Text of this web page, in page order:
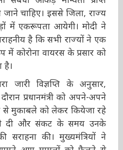
जाने चाहिए। इससे जिला,
आंकड़ों में एकरूपता आयेगी।
में सराहनीय है कि सभी
एक टीम के रूप में कोरोना
के लिये काम किया है।
जारी विज्ञप्ति के अनुसार,
प्रधानमंत्री को अपने-
वायरस से मुकाबले को लेकर
जानकारी दी और संकट के
के) नेतृत्व की सराहना की।
मरकज से सामने आए मामलों